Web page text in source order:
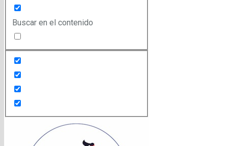
Buscar en el contenido